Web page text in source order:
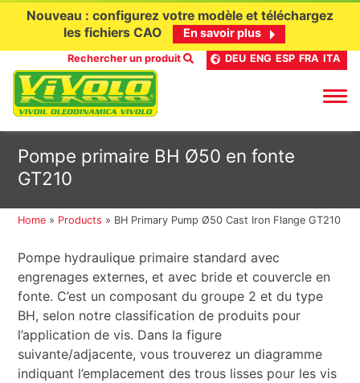
contenu
Nouveau : configurez votre modèle et téléchargez
les fichiers CAO
En savoir plus
Rechercher un produit DEU ENG ESP FRA ITA
Pompe primaire BH Ø50 en fonte
GT210
Home » Products » BH Primary Pump Ø50 Cast Iron Flange GT210
Pompe hydraulique primaire standard avec
engrenages externes, et avec bride et couvercle en
fonte. C’est un composant du groupe 2 et du type
BH, selon notre classification de produits pour
l’application de vis. Dans la figure
suivante/adjacente, vous trouverez un diagramme
indiquant l’emplacement des trous lisses pour les vis